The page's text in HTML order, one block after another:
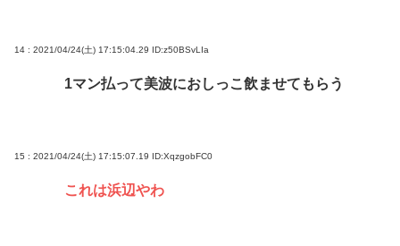
14 : 2021/04/24(土) 17:15:04.29 ID:z50BSvLIa
1マン払って美波におしっこ飲ませてもらう
15 : 2021/04/24(土) 17:15:07.19 ID:XqzgobFC0
これは浜辺やわ